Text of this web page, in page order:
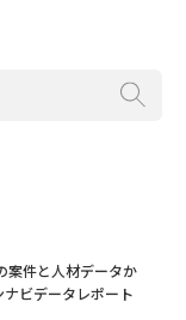
案件と人材データか
ビデータレポート